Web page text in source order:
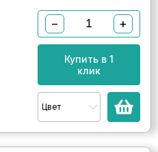
− +
Купить в 1
клик
Цвет